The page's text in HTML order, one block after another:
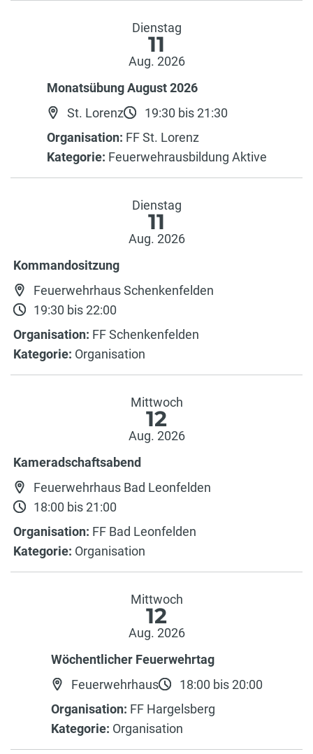
Dienstag
11
Aug. 2026
Monatsübung August 2026
St. Lorenz
19:30 bis 21:30
Organisation: FF St. Lorenz
Kategorie: Feuerwehrausbildung Aktive
Dienstag
11
Aug. 2026
Kommandositzung
Feuerwehrhaus Schenkenfelden
19:30 bis 22:00
Organisation: FF Schenkenfelden
Kategorie: Organisation
Mittwoch
12
Aug. 2026
Kameradschaftsabend
Feuerwehrhaus Bad Leonfelden
18:00 bis 21:00
Organisation: FF Bad Leonfelden
Kategorie: Organisation
Mittwoch
12
Aug. 2026
Wöchentlicher Feuerwehrtag
Feuerwehrhaus
18:00 bis 20:00
Organisation: FF Hargelsberg
Kategorie: Organisation